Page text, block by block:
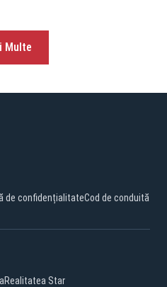
Multe
de confidențialitateCod de conduită
Realitatea Star